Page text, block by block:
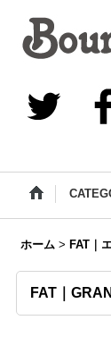
ホーム > FAT｜
FAT｜